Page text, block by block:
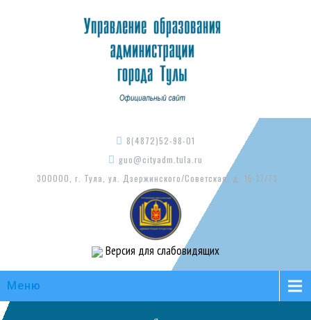
8(4872)52-98-01
guo@cityadm.tula.ru
300000, г. Тула, ул. Дзержинского/Советская, д. 15-17/73
Версия для слабовидящих
Меню